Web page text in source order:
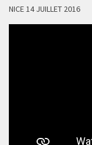
NICE 14 JUILLET 2016